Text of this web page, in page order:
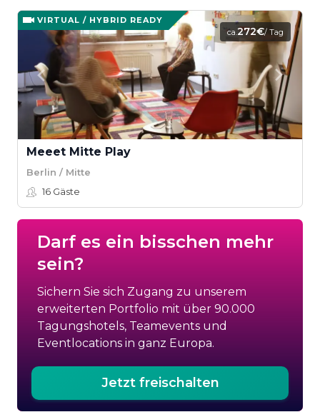
VIRTUAL / HYBRID READY
ca.272€/ Tag
Meeet Mitte Play
Berlin / Mitte
16 Gäste
Darf es ein bisschen mehr
sein?
Sichern Sie sich Zugang zu unserem
erweiterten Portfolio mit über 90.000
Tagungshotels, Teamevents und
Eventlocations in ganz Europa.
Jetzt freischalten